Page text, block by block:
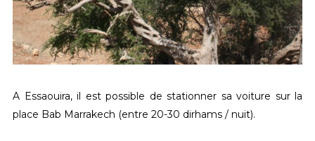
A Essaouira, il est possible de stationner sa voiture sur la
place Bab Marrakech (entre 20-30 dirhams / nuit).